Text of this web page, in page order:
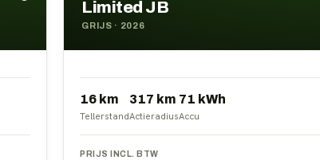
Limited JB
GRIJS · 2026
16 km
Tellerstand
317 km
Actieradius
71 kWh
Accu
PRIJS INCL. BTW